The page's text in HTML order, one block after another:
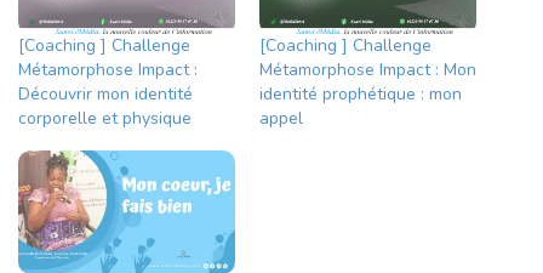
[Coaching ] Challenge
Métamorphose Impact :
Découvrir mon identité
corporelle et physique
[Coaching ] Challenge
Métamorphose Impact : Mon
identité prophétique : mon
appel